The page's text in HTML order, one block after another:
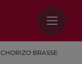
CHORIZO BRASSE